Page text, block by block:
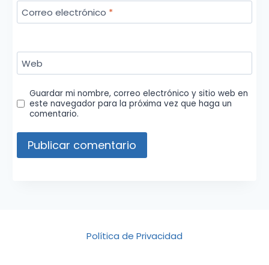
Correo electrónico *
Web
Guardar mi nombre, correo electrónico y sitio web en
este navegador para la próxima vez que haga un
comentario.
Política de Privacidad